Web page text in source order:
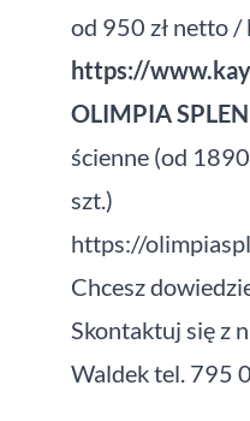
od 950 zł netto /
https://
OLIMPIA
ścienne (od
szt.)
https://
Chcesz
Skontaktuj się z
Waldek tel. 795